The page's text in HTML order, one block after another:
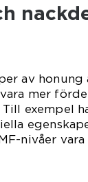
av honung
mer
exempel
nivåer